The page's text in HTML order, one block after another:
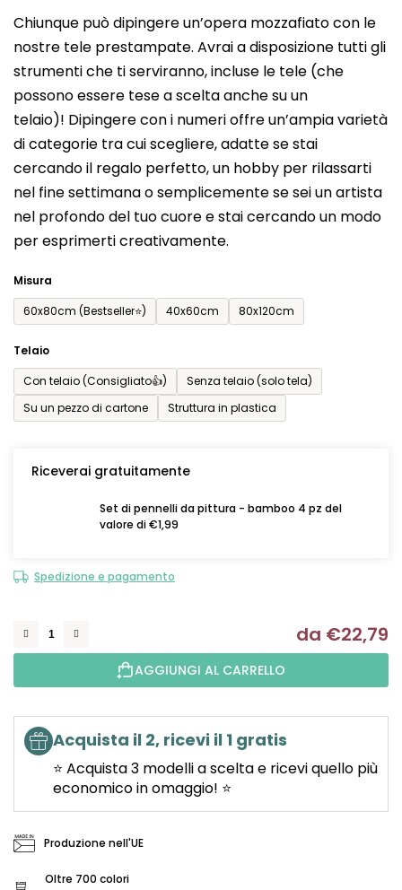
Chiunque può dipingere un’opera mozzafiato con le
nostre tele prestampate. Avrai a disposizione tutti gli
strumenti che ti serviranno, incluse le tele (che
possono essere tese a scelta anche su un
telaio)! Dipingere con i numeri offre un’ampia varietà
di categorie tra cui scegliere, adatte se stai
cercando il regalo perfetto, un hobby per rilassarti
nel fine settimana o semplicemente se sei un artista
nel profondo del tuo cuore e stai cercando un modo
per esprimerti creativamente.
Misura
60x80cm (Bestseller⭐)
40x60cm 80x120cm
Telaio
Con telaio (Consigliato👍)
Senza telaio (solo tela)
Su un pezzo di cartone
Struttura in plastica
Riceverai gratuitamente
Set di pennelli da pittura - bamboo 4 pz del
valore di €1,99
Spedizione e pagamento
da €22,79
AGGIUNGI AL CARRELLO
Acquista il 2, ricevi il 1 gratis
⭐ Acquista 3 modelli a scelta e ricevi quello più
economico in omaggio! ⭐
Produzione nell'UE
Oltre 700 colori
prodotto
è
0,0
su
5
stelle.